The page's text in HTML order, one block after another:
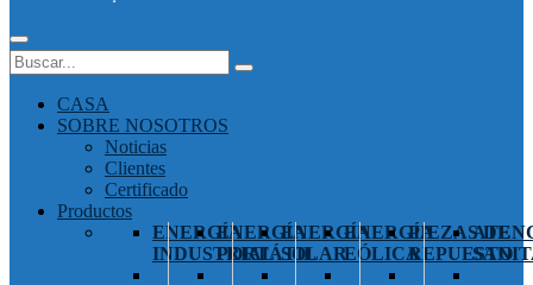
CASA
SOBRE NOSOTROS
Noticias
Clientes
Certificado
Productos
ENERGÍA
INDUSTRIAL
ENERGÍA
PORTÁTIL
ENERGÍA
SOLAR
ENERGÍA
EÓLICA
PIEZAS DE
REPUESTO